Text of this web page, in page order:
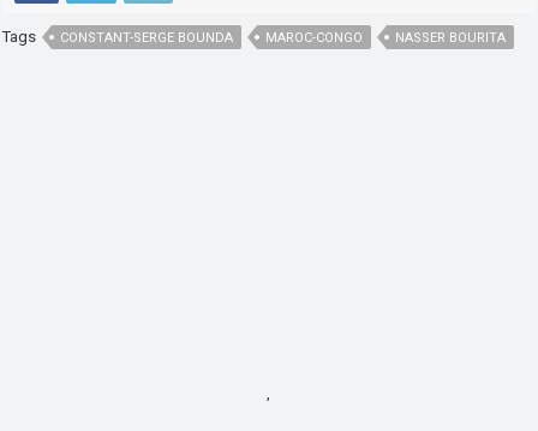
Tags CONSTANT-SERGE BOUNDA MAROC-CONGO NASSER BOURITA
,